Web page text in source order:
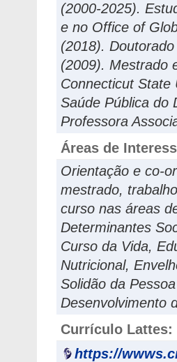
(2000-2025).
e no Office of
(2018).
(2009). Mestrado
Connecticut State
Saúde Pública do
Professora
Áreas de
Orientação e co-
mestrado,
curso nas áreas
Determinantes
Curso da Vida,
Nutricional,
Solidão da
Desenvolvimento
Currículo Lattes:
https://